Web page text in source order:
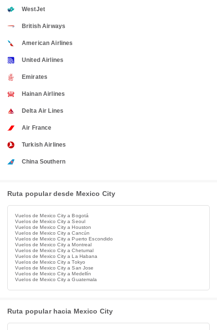
WestJet
British Airways
American Airlines
United Airlines
Emirates
Hainan Airlines
Delta Air Lines
Air France
Turkish Airlines
China Southern
Ruta popular desde Mexico City
Vuelos de Mexico City a Bogotá
Vuelos de Mexico City a Seoul
Vuelos de Mexico City a Houston
Vuelos de Mexico City a Cancún
Vuelos de Mexico City a Puerto Escondido
Vuelos de Mexico City a Montreal
Vuelos de Mexico City a Chetumal
Vuelos de Mexico City a La Habana
Vuelos de Mexico City a Tokyo
Vuelos de Mexico City a San Jose
Vuelos de Mexico City a Medellín
Vuelos de Mexico City a Guatemala
Ruta popular hacia Mexico City